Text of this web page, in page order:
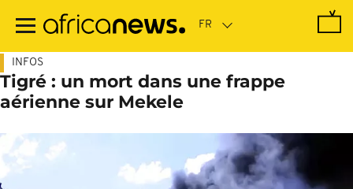
contenu
INFOS
Tigré : un mort dans une frappe
aérienne sur Mekele